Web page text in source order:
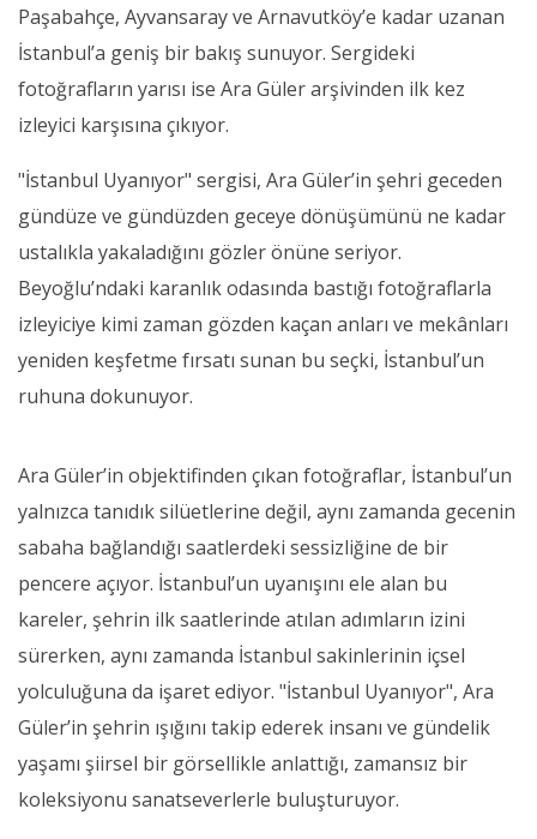
Paşabahçe, Ayvansaray ve Arnavutköy’e kadar uzanan
İstanbul’a geniş bir bakış sunuyor. Sergideki
fotoğrafların yarısı ise Ara Güler arşivinden ilk kez
izleyici karşısına çıkıyor.
"İstanbul Uyanıyor" sergisi, Ara Güler’in şehri geceden
gündüze ve gündüzden geceye dönüşümünü ne kadar
ustalıkla yakaladığını gözler önüne seriyor.
Beyoğlu’ndaki karanlık odasında bastığı fotoğraflarla
izleyiciye kimi zaman gözden kaçan anları ve mekânları
yeniden keşfetme fırsatı sunan bu seçki, İstanbul’un
ruhuna dokunuyor.
Ara Güler’in objektifinden çıkan fotoğraflar, İstanbul’un
yalnızca tanıdık silüetlerine değil, aynı zamanda gecenin
sabaha bağlandığı saatlerdeki sessizliğine de bir
pencere açıyor. İstanbul’un uyanışını ele alan bu
kareler, şehrin ilk saatlerinde atılan adımların izini
sürerken, aynı zamanda İstanbul sakinlerinin içsel
yolculuğuna da işaret ediyor. "İstanbul Uyanıyor", Ara
Güler’in şehrin ışığını takip ederek insanı ve gündelik
yaşamı şiirsel bir görsellikle anlattığı, zamansız bir
koleksiyonu sanatseverlerle buluşturuyor.